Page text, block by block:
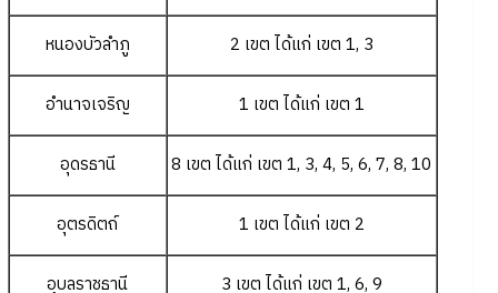
หนองบัวลำภู 2 เขต ได้แก่ เขต 1, 3
อำนาจเจริญ 1 เขต ได้แก่ เขต 1
อุดรธานี 8 เขต ได้แก่ เขต 1, 3, 4, 5, 6, 7, 8, 10
อุตรดิตถ์ 1 เขต ได้แก่ เขต 2
อุบลราชธานี 3 เขต ได้แก่ เขต 1, 6, 9